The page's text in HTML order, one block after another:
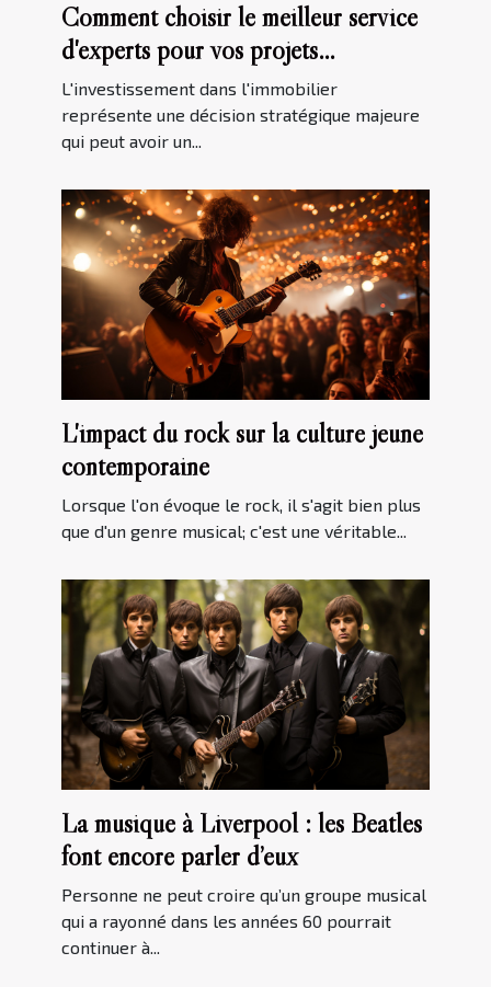
Comment choisir le meilleur service
d'experts pour vos projets
immobiliers
L'investissement dans l'immobilier
représente une décision stratégique majeure
qui peut avoir un...
L'impact du rock sur la culture jeune
contemporaine
Lorsque l'on évoque le rock, il s'agit bien plus
que d'un genre musical; c'est une véritable...
La musique à Liverpool : les Beatles
font encore parler d’eux
Personne ne peut croire qu’un groupe musical
qui a rayonné dans les années 60 pourrait
continuer à...